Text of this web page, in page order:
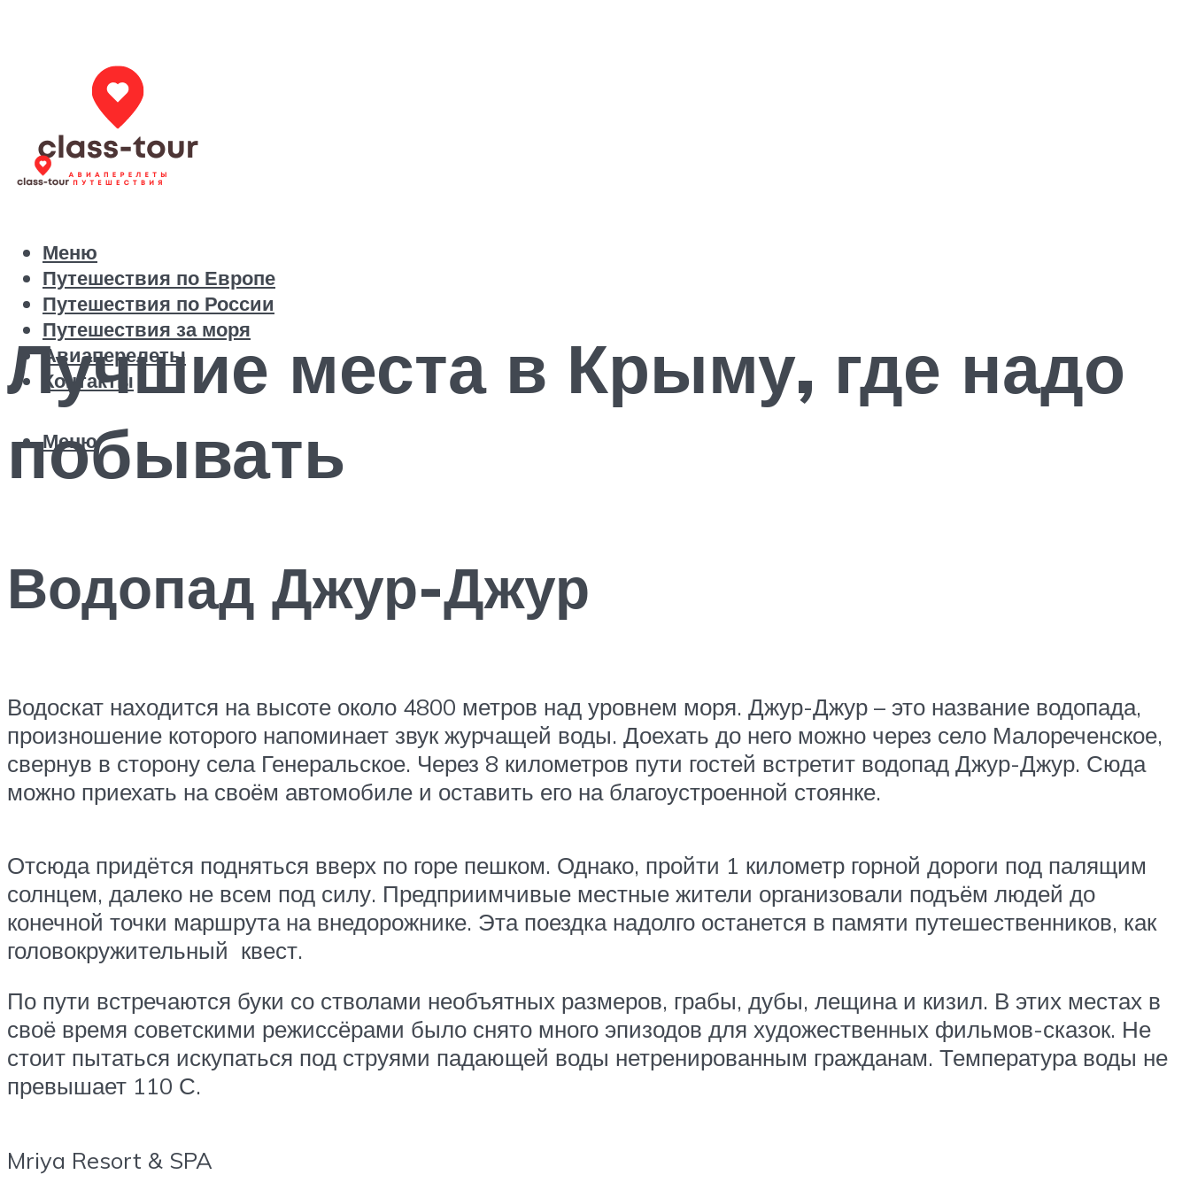
Путешествия по Европе
Путешествия по России
Путешествия за моря
Авиаперелеты
Контакты
Меню
Меню
Лучшие места в Крыму, где надо
побывать
Водопад Джур-Джур
Водоскат находится на высоте около 4800 метров над уровнем моря. Джур-Джур – это название водопада,
произношение которого напоминает звук журчащей воды. Доехать до него можно через село Малореченское,
свернув в сторону села Генеральское. Через 8 километров пути гостей встретит водопад Джур-Джур. Сюда
можно приехать на своём автомобиле и оставить его на благоустроенной стоянке.
Отсюда придётся подняться вверх по горе пешком. Однако, пройти 1 километр горной дороги под палящим
солнцем, далеко не всем под силу. Предприимчивые местные жители организовали подъём людей до
конечной точки маршрута на внедорожнике. Эта поездка надолго останется в памяти путешественников, как
головокружительный квест.
По пути встречаются буки со стволами необъятных размеров, грабы, дубы, лещина и кизил. В этих местах в
своё время советскими режиссёрами было снято много эпизодов для художественных фильмов-сказок. Не
стоит пытаться искупаться под струями падающей воды нетренированным гражданам. Температура воды не
превышает 110 С.
Mriya Resort & SPA